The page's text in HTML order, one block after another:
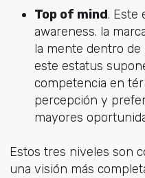
Top of mind. Este
awareness. la
la mente dentro de
este estatus
competencia en
percepción y
mayores
Estos tres niveles son
una visión más